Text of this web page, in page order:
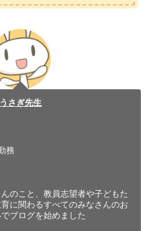
うさぎ先生
務
のこと、教員志望者や子どもた
に関わるすべてのみなさんのお
ブログを始めました